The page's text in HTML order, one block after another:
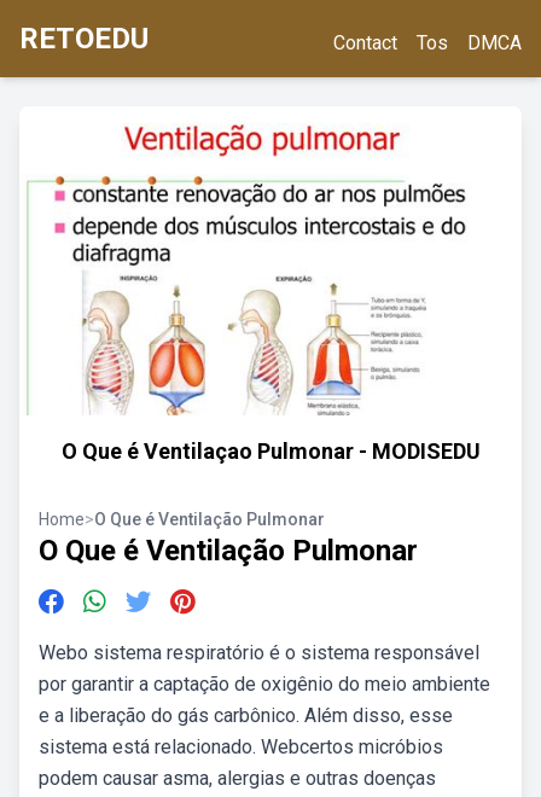
RETOEDU Contact Tos DMCA
O Que é Ventilaçao Pulmonar - MODISEDU
Home>O Que é Ventilação Pulmonar
O Que é Ventilação Pulmonar
Webo sistema respiratório é o sistema responsável
por garantir a captação de oxigênio do meio ambiente
e a liberação do gás carbônico. Além disso, esse
sistema está relacionado. Webcertos micróbios
podem causar asma, alergias e outras doenças